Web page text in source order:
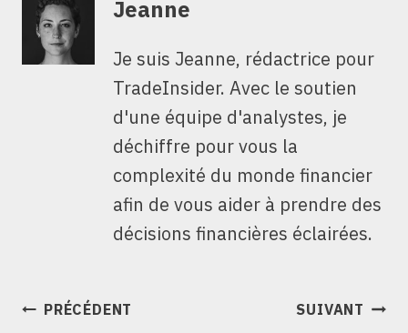
Jeanne
Je suis Jeanne, rédactrice pour
TradeInsider. Avec le soutien
d'une équipe d'analystes, je
déchiffre pour vous la
complexité du monde financier
afin de vous aider à prendre des
décisions financières éclairées.
NAVIGATION
PRÉCÉDENT SUIVANT